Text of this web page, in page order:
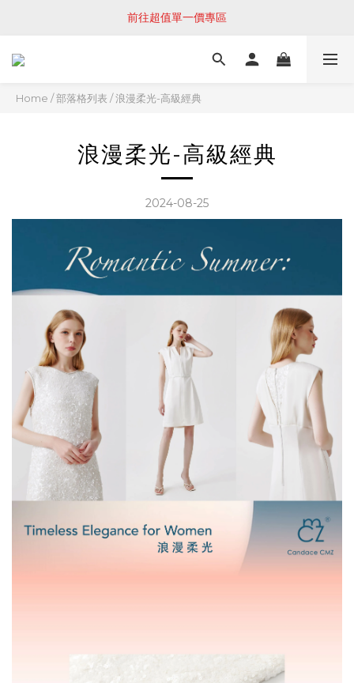
前往超值單一價專區
Home /部落格列表 /浪漫柔光-高級經典
浪漫柔光-高級經典
2024-08-25